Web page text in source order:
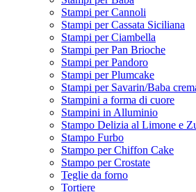
Stampi per Cannoli
Stampi per Cassata Siciliana
Stampi per Ciambella
Stampi per Pan Brioche
Stampi per Pandoro
Stampi per Plumcake
Stampi per Savarin/Baba
Stampini a forma di cuore
Stampini in Alluminio
Stampo Delizia al Limone e
Stampo Furbo
Stampo per Chiffon Cake
Stampo per Crostate
Teglie da forno
Tortiere